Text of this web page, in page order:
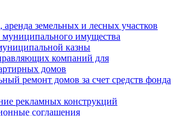
земельных и лесных участков
имущества
казны
компаний для
домов
ремонт домов за счет средств фонда
рекламных конструкций
соглашения